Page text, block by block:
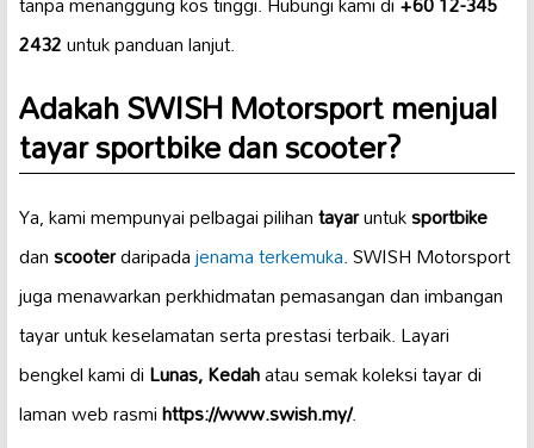
2432untuk panduan lanjut.
Adakah SWISH Motorsport menjual
tayar sportbike dan scooter?
Ya, kami mempunyai pelbagai pilihantayaruntuksportbike
danscooterdaripadajenama terkemuka. SWISH Motorsport
juga menawarkan perkhidmatan pemasangan dan imbangan
tayar untuk keselamatan serta prestasi terbaik. Layari
bengkel kami diLunas, Kedahatau semak koleksi tayar di
laman web rasmihttps://www.swish.my/.